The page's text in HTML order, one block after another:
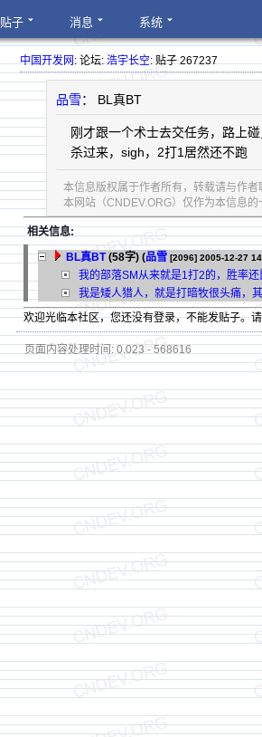
贴子 消息 系统
中国开发网: 论坛:浩宇长空: 贴子 267237
品雪： BL真BT
刚才跟一个术士去交任务，路上
杀过来，sigh，2打1居然还不跑
本信息版权属于作者所有，转载请与作
本网站（CNDEV.ORG）仅作为本信息
相关信息:
BL真BT (58字) (品雪 [2096] 2005-12-27
我的部落SM从来就是1打2的，胜率还
我是矮人猎人，就是打暗牧很头痛，
欢迎光临本社区，您还没有登录，不能发贴子。
页面内容处理时间: 0.023 - 568616